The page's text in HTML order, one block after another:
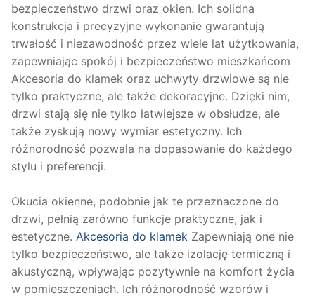
bezpieczeństwo drzwi oraz okien. Ich solidna
konstrukcja i precyzyjne wykonanie gwarantują
trwałość i niezawodność przez wiele lat użytkowania,
zapewniając spokój i bezpieczeństwo mieszkańcom
Akcesoria do klamek oraz uchwyty drzwiowe są nie
tylko praktyczne, ale także dekoracyjne. Dzięki nim,
drzwi stają się nie tylko łatwiejsze w obsłudze, ale
także zyskują nowy wymiar estetyczny. Ich
różnorodność pozwala na dopasowanie do każdego
stylu i preferencji.
Okucia okienne, podobnie jak te przeznaczone do
drzwi, pełnią zarówno funkcje praktyczne, jak i
estetyczne. Akcesoria do klamek Zapewniają one nie
tylko bezpieczeństwo, ale także izolację termiczną i
akustyczną, wpływając pozytywnie na komfort życia
w pomieszczeniach. Ich różnorodność wzorów i